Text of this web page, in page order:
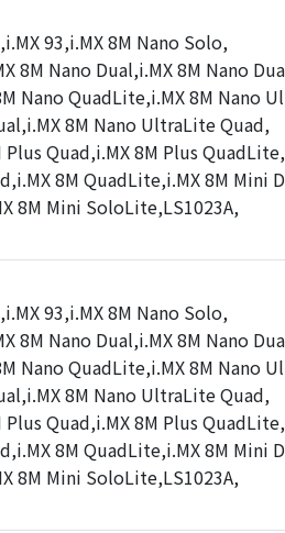
93,i.MX 8M Nano Solo,
8M Nano Dual,i.MX 8M Nano
Nano QuadLite,i.MX 8M Nano
8M Nano UltraLite Quad,
Plus Quad,i.MX 8M Plus QuadLite,
8M QuadLite,i.MX 8M Mini
8M Mini SoloLite,LS1023A,
93,i.MX 8M Nano Solo,
8M Nano Dual,i.MX 8M Nano
Nano QuadLite,i.MX 8M Nano
8M Nano UltraLite Quad,
Plus Quad,i.MX 8M Plus QuadLite,
8M QuadLite,i.MX 8M Mini
8M Mini SoloLite,LS1023A,